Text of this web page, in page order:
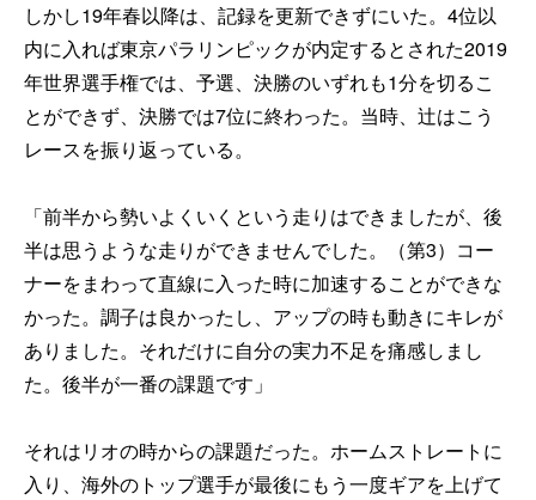
しかし19年春以降は、記録を更新できずにいた。4位以
内に入れば東京パラリンピックが内定するとされた2019
年世界選手権では、予選、決勝のいずれも1分を切るこ
とができず、決勝では7位に終わった。当時、辻はこう
レースを振り返っている。
「前半から勢いよくいくという走りはできましたが、後
半は思うような走りができませんでした。（第3）コー
ナーをまわって直線に入った時に加速することができな
かった。調子は良かったし、アップの時も動きにキレが
ありました。それだけに自分の実力不足を痛感しまし
た。後半が一番の課題です」
それはリオの時からの課題だった。ホームストレートに
入り、海外のトップ選手が最後にもう一度ギアを上げて